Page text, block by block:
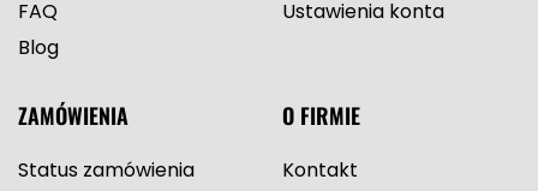
FAQ
Blog
Ustawienia konta
ZAMÓWIENIA
Status zamówienia
O FIRMIE
Kontakt